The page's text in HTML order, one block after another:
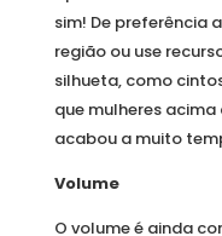
sim! De preferência
região ou use
silhueta, como
que mulheres
acabou a muito
Volume
O volume é ainda